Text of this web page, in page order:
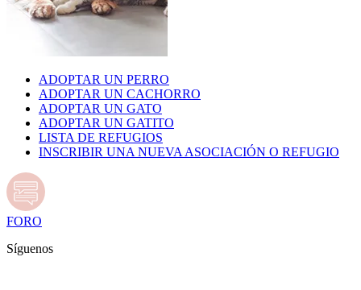
ADOPTAR UN PERRO
ADOPTAR UN CACHORRO
ADOPTAR UN GATO
ADOPTAR UN GATITO
LISTA DE REFUGIOS
INSCRIBIR UNA NUEVA ASOCIACIÓN O REFUGIO
FORO
Síguenos